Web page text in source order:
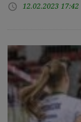
access_time 12.02.2023 17:42